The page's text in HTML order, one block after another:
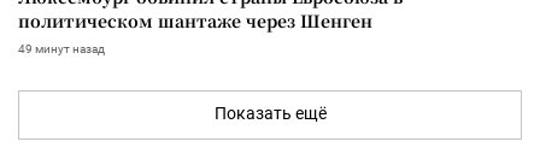
политическом шантаже через Шенген
49 минут назад
Показать ещё